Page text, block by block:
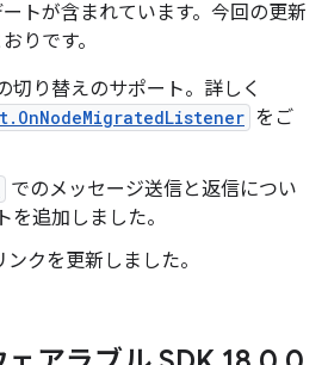
トが含まれています。今回の更新
りです。
切り替えのサポート。詳しく
をご
でのメッセージ送信と返信につい
を追加しました。
クを更新しました。